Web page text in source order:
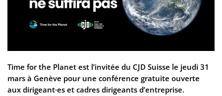
Time for the Planet est l’invitée du CJD Suisse le jeudi 31
mars à Genève pour une conférence gratuite ouverte
aux dirigeant·es et cadres dirigeants d’entreprise.